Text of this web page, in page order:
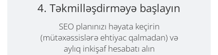
4. Təkmilləşdirməyə başlayın
SEO planınızı həyata keçirin
(mütəxəssislərə ehtiyac qalmadan) və
aylıq inkişaf hesabatı alın